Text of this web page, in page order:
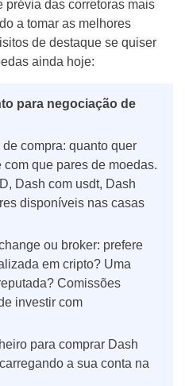
prévia das corretoras mais
a tomar as melhores
de destaque se quiser
ainda hoje:
para negociação de
compra: quanto quer
com que pares de moedas.
Dash com usdt, Dash
disponíveis nas casas
ou broker: prefere
em cripto? Uma
Comissões
investir com
para comprar Dash
a sua conta na